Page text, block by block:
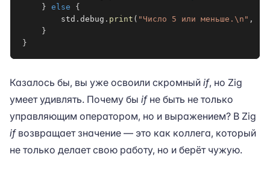
} else
{
        std
. debug . print ( "Число 5 или меньше.\n" ,
}
}
Казалось бы, вы уже освоили скромный if, но Zig
умеет удивлять. Почему бы ifне быть не только
управляющим оператором, но и выражением? В Zig
ifвозвращает значение — это как коллега, который
не только делает свою работу, но и берёт чужую.